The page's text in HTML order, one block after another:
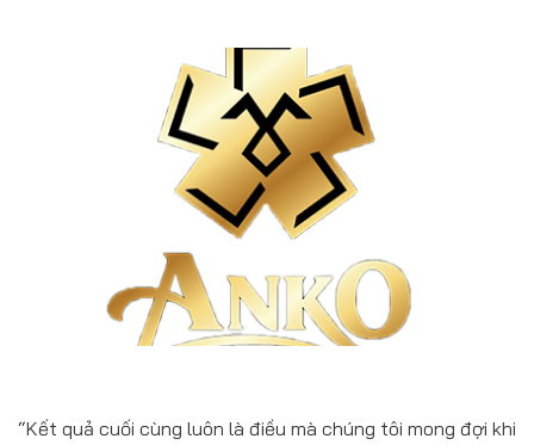
“Kết quả cuối cùng luôn là điều mà chúng tôi mong đợi khi